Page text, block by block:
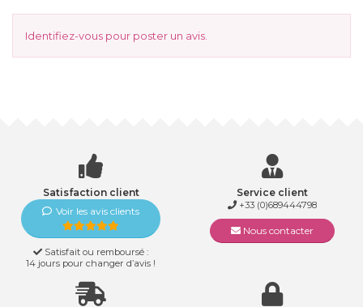
Identifiez-vous pour poster un avis.
Satisfaction client
Voir les avis clients
Satisfait ou remboursé :
14 jours pour changer d’avis !
Service client
+33 (0)689444798
Nous contacter